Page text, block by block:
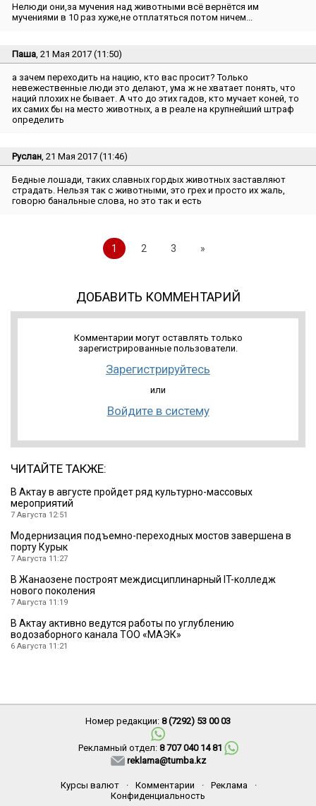
Нелюди они,за мучения над животными всё вернётся им
мучениями в 10 раз хуже,не отплатяться потом ничем...
Паша , 21 Мая 2017 (11:50)
а зачем переходить на нацию, кто вас просит? Только
невежественные люди это делают, ума ж не хватает понять, что
наций плохих не бывает. А что до этих гадов, кто мучает коней, то
их самих бы на место животных, а в реале на крупнейший штраф
определить
Руслан , 21 Мая 2017 (11:46)
Бедные лошади, таких славных гордых животных заставляют
страдать. Нельзя так с животными, это грех и просто их жаль,
говорю банальные слова, но это так и есть
1 2 3 »
ДОБАВИТЬ КОММЕНТАРИЙ
Комментарии могут оставлять только
зарегистрированные пользователи.
Зарегистрируйтесь
или
Войдите в систему
ЧИТАЙТЕ ТАКЖЕ:
В Актау в августе пройдет ряд культурно-массовых
мероприятий
7 Августа 12:51
Модернизация подъемно-переходных мостов завершена в
порту Курык
7 Августа 11:27
В Жанаозене построят междисциплинарный IT-колледж
нового поколения
7 Августа 11:19
В Актау активно ведутся работы по углублению
водозаборного канала ТОО «МАЭК»
6 Августа 11:21
Номер редакции: 8 (7292) 53 00 03
Рекламный отдел: 8 707 040 14 81
reklama@tumba.kz
Курсы валют · Комментарии · Реклама
·
Конфиденциальность